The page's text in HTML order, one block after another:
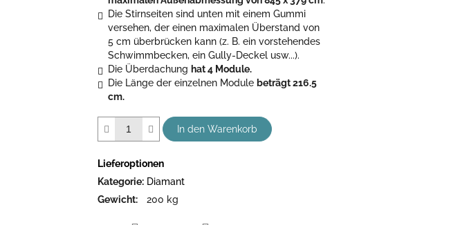
Die Stirnseiten sind unten mit einem Gummi
versehen, der einen maximalen Überstand von
5 cm überbrücken kann (z. B. ein vorstehendes
Schwimmbecken, ein Gully-Deckel usw...).
Die Überdachung hat 4 Module.
Die Länge der einzelnen Module beträgt 216.5
cm.
In den Warenkorb
Lieferoptionen
Kategorie: Diamant
Gewicht: 200 kg